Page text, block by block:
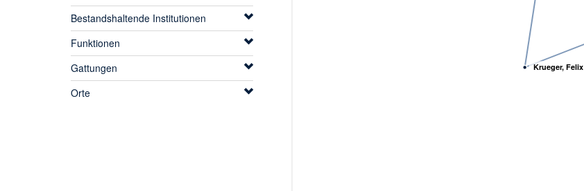
Bestandshaltende Institutionen
Funktionen
Gattungen
Orte
Krueger, Felix